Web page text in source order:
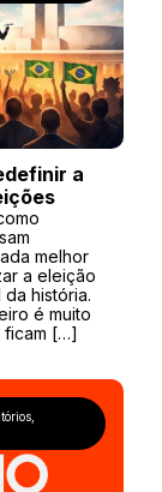
a
melhor
a eleição
história.
é muito
ficam […]